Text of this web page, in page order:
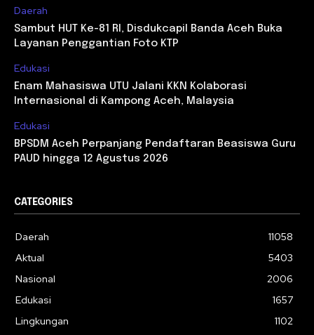
Daerah
Sambut HUT Ke-81 RI, Disdukcapil Banda Aceh Buka
Layanan Penggantian Foto KTP
Edukasi
Enam Mahasiswa UTU Jalani KKN Kolaborasi
Internasional di Kampong Aceh, Malaysia
Edukasi
BPSDM Aceh Perpanjang Pendaftaran Beasiswa Guru
PAUD hingga 12 Agustus 2026
CATEGORIES
Daerah
11058
Aktual
5403
Nasional
2006
Edukasi
1657
Lingkungan
1102